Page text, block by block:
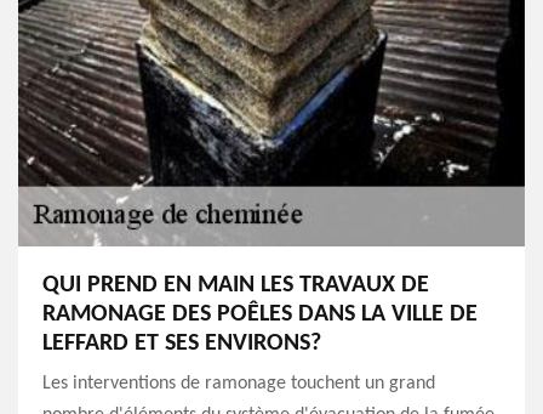
QUI PREND EN MAIN LES TRAVAUX DE
RAMONAGE DES POÊLES DANS LA VILLE DE
LEFFARD ET SES ENVIRONS?
Les interventions de ramonage touchent un grand